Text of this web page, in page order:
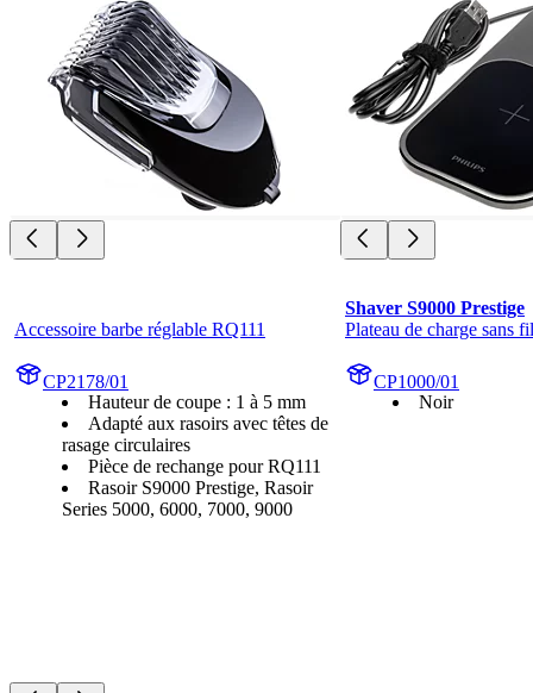
Accessoire barbe réglable RQ111
CP2178/01
Hauteur de coupe : 1 à 5 mm
Adapté aux rasoirs avec têtes de
rasage circulaires
Pièce de rechange pour RQ111
Rasoir S9000 Prestige, Rasoir
Series 5000, 6000, 7000, 9000
Shaver S9000 Prestige
Plateau de charge sans fil
CP1000/01
Noir